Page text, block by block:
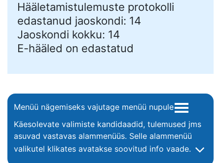
Hääletamistulemuste protokolli
edastanud jaoskondi: 14
Jaoskondi kokku: 14
E-hääled on edastatud
Menüü nägemiseks vajutage menüü nupule
Käesolevate valimiste kandidaadid, tulemused jms
asuvad vastavas alammenüüs. Selle alammenüü
valikutel klikates avatakse soovitud info vaade.